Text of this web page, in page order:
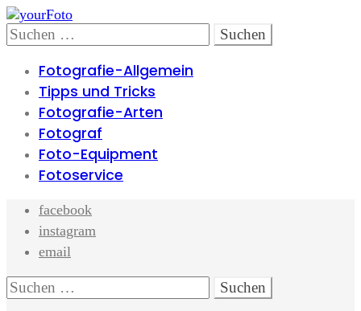
Skip
to
navigation
Skip
to
content
Search
Suchen
nach:
Fotografie-Allgemein
Tipps und Tricks
Fotografie-Arten
Fotograf
Foto-Equipment
Fotoservice
facebook
instagram
email
Search
Suchen
nach: